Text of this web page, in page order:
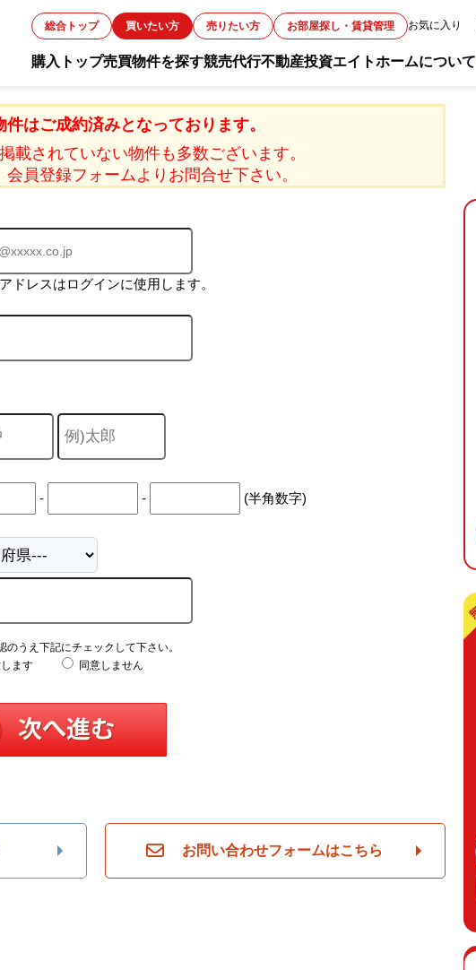
総合トップ 買いたい方 売りたい方 お部屋探し・賃貸管理 お気に入り
購入トップ売買物件を探す競売代行不動産投資エイトホームについて
件はご成約済みとなっております。
載されていない物件も多数ございます。
員登録フォームよりお問合せ下さい。
ドレスはログインに使用します。
- - (半角数字)
のうえ下記にチェックして下さい。
ます
同意しません
お問い合わせフォームはこちら